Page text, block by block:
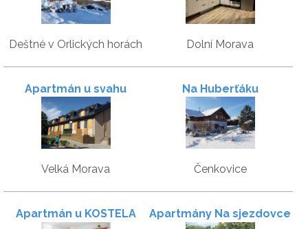
Deštné v Orlických horách Dolní Morava
Apartmán u svahu
Velká Morava
Na Huberťáku
Čenkovice
Apartmán u KOSTELA Apartmány Na sjezdovce